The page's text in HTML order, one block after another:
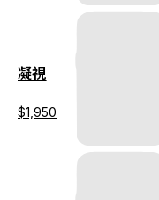
凝視
$1,950